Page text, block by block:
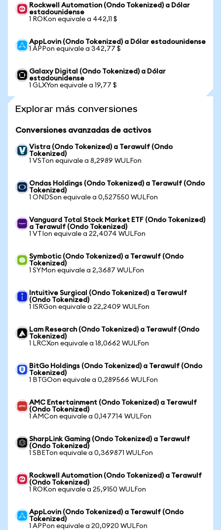
Rockwell Automation (Ondo Tokenized) a Dólar
estadounidense
1 ROKon equivale a 442,11 $
AppLovin (Ondo Tokenized) a Dólar estadounidense
1 APPon equivale a 342,77 $
Galaxy Digital (Ondo Tokenized) a Dólar
estadounidense
1 GLXYon equivale a 19,77 $
Explorar más conversiones
Conversiones avanzadas de activos
Vistra (Ondo Tokenized) a Terawulf (Ondo
Tokenized)
1 VSTon equivale a 8,2989 WULFon
Ondas Holdings (Ondo Tokenized) a Terawulf (Ondo
Tokenized)
1 ONDSon equivale a 0,527550 WULFon
Vanguard Total Stock Market ETF (Ondo Tokenized)
a Terawulf (Ondo Tokenized)
1 VTIon equivale a 22,4074 WULFon
Symbotic (Ondo Tokenized) a Terawulf (Ondo
Tokenized)
1 SYMon equivale a 2,3687 WULFon
Intuitive Surgical (Ondo Tokenized) a Terawulf
(Ondo Tokenized)
1 ISRGon equivale a 22,2409 WULFon
Lam Research (Ondo Tokenized) a Terawulf (Ondo
Tokenized)
1 LRCXon equivale a 18,0662 WULFon
BitGo Holdings (Ondo Tokenized) a Terawulf (Ondo
Tokenized)
1 BTGOon equivale a 0,289566 WULFon
AMC Entertainment (Ondo Tokenized) a Terawulf
(Ondo Tokenized)
1 AMCon equivale a 0,147714 WULFon
SharpLink Gaming (Ondo Tokenized) a Terawulf
(Ondo Tokenized)
1 SBETon equivale a 0,369871 WULFon
Rockwell Automation (Ondo Tokenized) a Terawulf
(Ondo Tokenized)
1 ROKon equivale a 25,9150 WULFon
AppLovin (Ondo Tokenized) a Terawulf (Ondo
Tokenized)
1 APPon equivale a 20,0920 WULFon